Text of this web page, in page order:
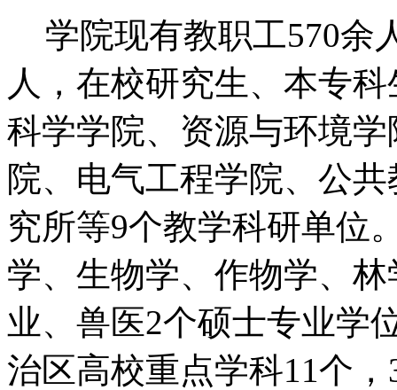
学院现有教职工570余
人，在校研究生、本专科
科学学院、资源与环境
院、电气工程学院、公
究所等9个教学科研单位
学、生物学、作物学、林
业、兽医2个硕士专业学
治区高校重点学科11个，